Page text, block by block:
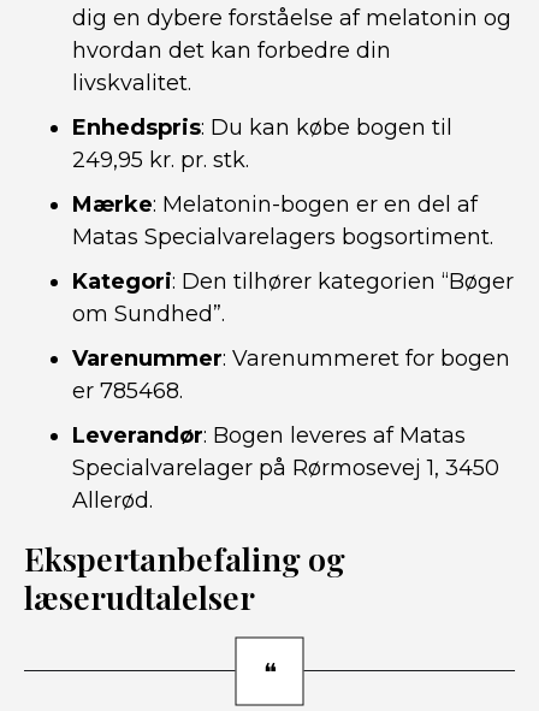
dig en dybere forståelse af melatonin og
hvordan det kan forbedre din
livskvalitet.
Enhedspris: Du kan købe bogen til
249,95 kr. pr. stk.
Mærke: Melatonin-bogen er en del af
Matas Specialvarelagers bogsortiment.
Kategori: Den tilhører kategorien “Bøger
om Sundhed”.
Varenummer: Varenummeret for bogen
er 785468.
Leverandør: Bogen leveres af Matas
Specialvarelager på Rørmosevej 1, 3450
Allerød.
Ekspertanbefaling og
læserudtalelser